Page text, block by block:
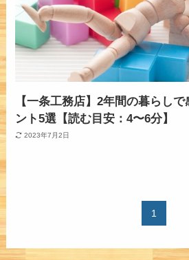
【一条工務店】2年間の暮らし
ント5選【読む目安：4〜6分】
2023年7月2日
1